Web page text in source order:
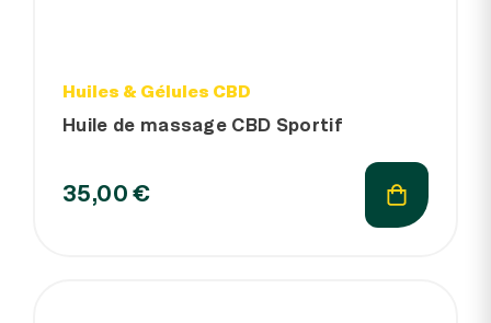
Huiles & Gélules CBD
Huile de massage CBD Sportif
35,00 €